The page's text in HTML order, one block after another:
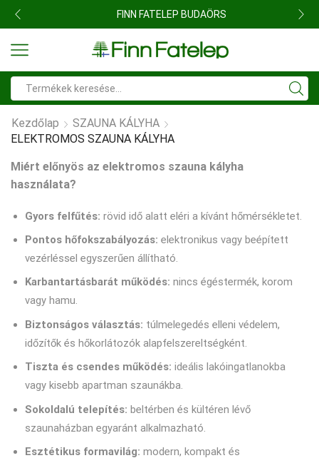
FINN FATELEP BUDAÖRS
input
Kezdőlap
SZAUNA KÁLYHA
ELEKTROMOS SZAUNA KÁLYHA
Miért előnyös az elektromos szauna kályha
használata?
Gyors felfűtés: rövid idő alatt eléri a kívánt hőmérsékletet.
Pontos hőfokszabályozás: elektronikus vagy beépített
vezérléssel egyszerűen állítható.
Karbantartásbarát működés: nincs égéstermék, korom
vagy hamu.
Biztonságos választás: túlmelegedés elleni védelem,
időzítők és hőkorlátozók alapfelszereltségként.
Tiszta és csendes működés: ideális lakóingatlanokba
vagy kisebb apartman szaunákba.
Sokoldalú telepítés: beltérben és kültéren lévő
szaunaházban egyaránt alkalmazható.
Esztétikus formavilág: modern, kompakt és